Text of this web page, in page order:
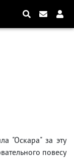
"Оскара" за эту
повесу